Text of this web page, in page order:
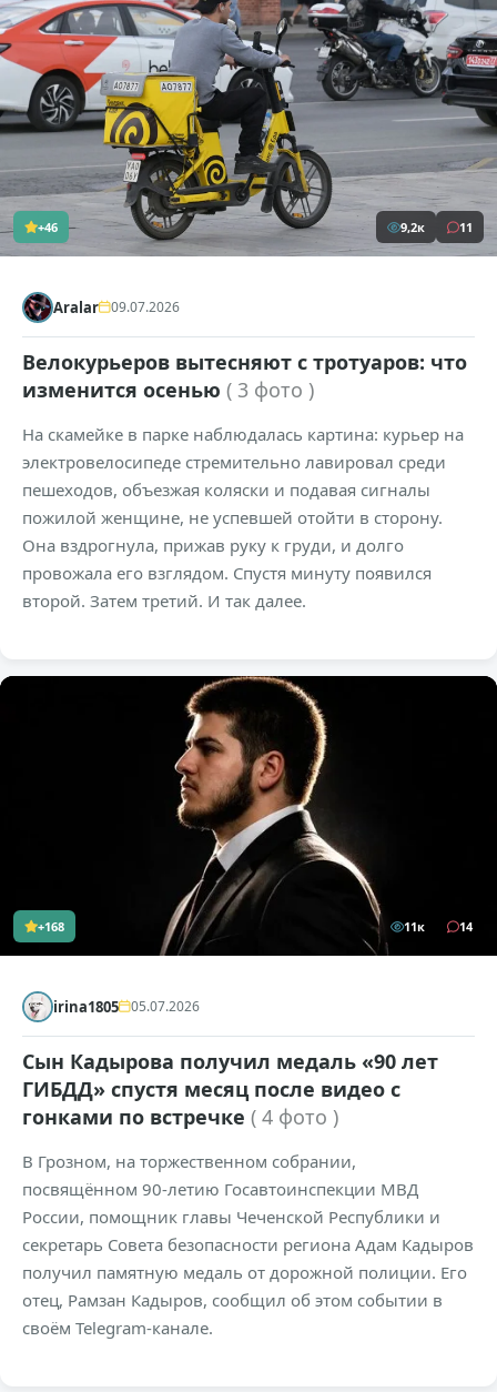
+46 9,2к 11
Aralar 09.07.2026
Велокурьеров вытесняют с тротуаров: что
изменится осенью ( 3 фото )
На скамейке в парке наблюдалась картина: курьер на
электровелосипеде стремительно лавировал среди
пешеходов, объезжая коляски и подавая сигналы
пожилой женщине, не успевшей отойти в сторону.
Она вздрогнула, прижав руку к груди, и долго
провожала его взглядом. Спустя минуту появился
второй. Затем третий. И так далее.
+168 11к 14
irina1805 05.07.2026
Сын Кадырова получил медаль «90 лет
ГИБДД» спустя месяц после видео с
гонками по встречке ( 4 фото )
В Грозном, на торжественном собрании,
посвящённом 90-летию Госавтоинспекции МВД
России, помощник главы Чеченской Республики и
секретарь Совета безопасности региона Адам Кадыров
получил памятную медаль от дорожной полиции. Его
отец, Рамзан Кадыров, сообщил об этом событии в
своём Telegram-канале.